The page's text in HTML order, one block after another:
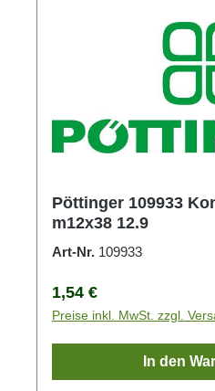
Pöttinger 109933
m12x38 12.9
Art-Nr. 109933
Regulärer Preis:
1,54 €
Preise inkl. MwSt. zzgl.
In den